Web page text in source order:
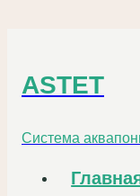
содержанию
ASTET
Система